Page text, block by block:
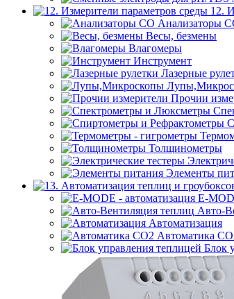
12.
Анализаторы
Весы, безмены
Влагомеры
Инструмент
Лазерные
Прочии
Толщинометры
Элементы
E-
Авто-
Автоматизация
Автоматика
Блок